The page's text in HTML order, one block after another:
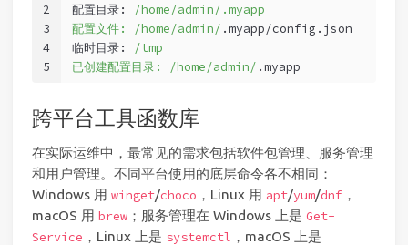
2
3
4
5
配置目录:
/home/admin/.myapp
配置文件: /home/admin/ .myapp/config.json
临时目录:
/tmp
已创建配置目录: /home/admin/ .myapp
跨平台工具函数库
在实际运维中，最常见的需求包括软件包管理、服务管理
和用户管理。不同平台使用的底层命令各不相同：
Windows 用 winget/choco ，Linux 用 apt/yum/dnf ，
macOS 用 brew ；服务管理在 Windows 上是 Get-
Service ，Linux 上是 systemctl ，macOS 上是